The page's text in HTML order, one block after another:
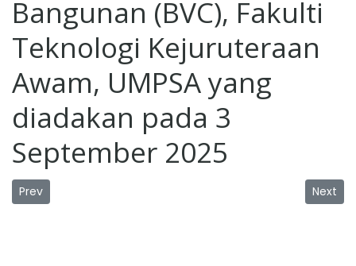
Bangunan (BVC), Fakulti
Teknologi Kejuruteraan
Awam, UMPSA yang
diadakan pada 3
September 2025
Previous article: Lawatan Penanda Aras telah berlangsung
Prev Next
Next